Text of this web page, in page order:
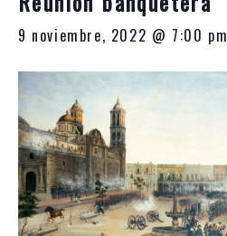
9 noviembre, 2022 @ 7:00 pm